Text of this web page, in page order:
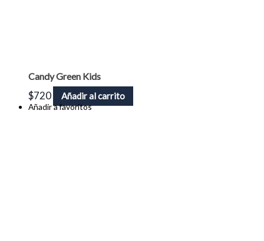
Candy Green Kids
$720 Añadir al carrito
Añadir a favoritos